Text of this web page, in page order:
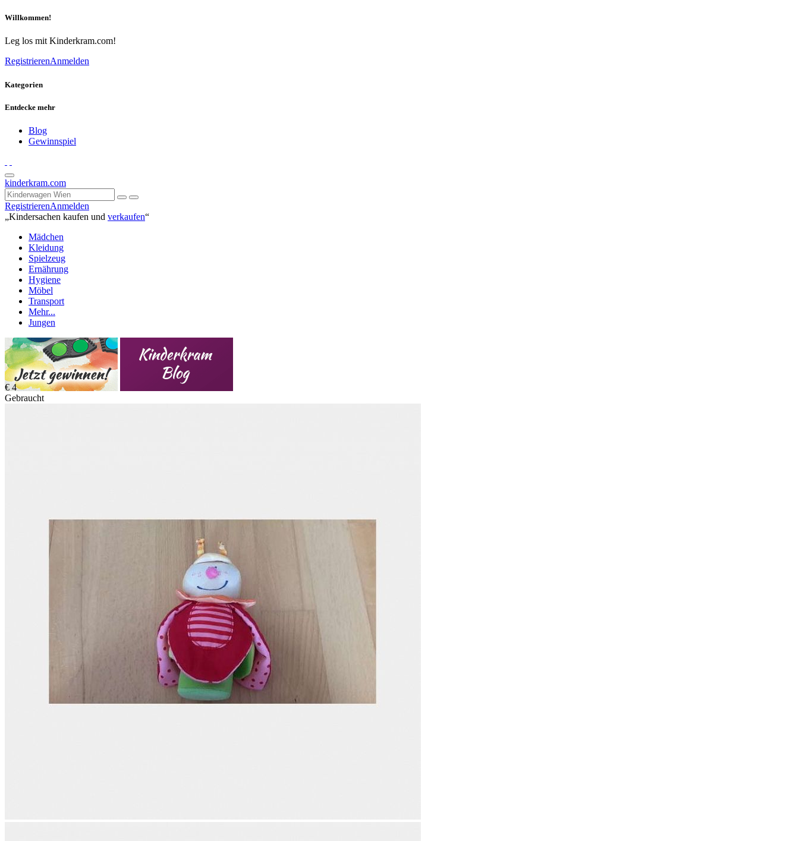
Willkommen!
Leg los mit Kinderkram.com!
RegistrierenAnmelden
Kategorien
Entdecke mehr
Blog
Gewinnspiel
kinderkram.com
RegistrierenAnmelden
„Kindersachen kaufen und verkaufen“
Mädchen
Kleidung
Spielzeug
Ernährung
Hygiene
Möbel
Transport
Mehr...
Jungen
€ 4
Gebraucht